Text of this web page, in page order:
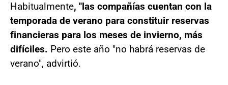
Habitualmente, "las compañías cuentan con la
temporada de verano para constituir reservas
financieras para los meses de invierno, más
difíciles. Pero este año "no habrá reservas de
verano", advirtió.